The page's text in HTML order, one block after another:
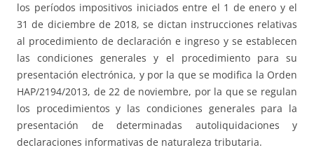
los períodos impositivos iniciados entre el 1 de enero y el
31 de diciembre de 2018, se dictan instrucciones relativas
al procedimiento de declaración e ingreso y se establecen
las condiciones generales y el procedimiento para su
presentación electrónica, y por la que se modifica la Orden
HAP/2194/2013, de 22 de noviembre, por la que se regulan
los procedimientos y las condiciones generales para la
presentación de determinadas autoliquidaciones y
declaraciones informativas de naturaleza tributaria.